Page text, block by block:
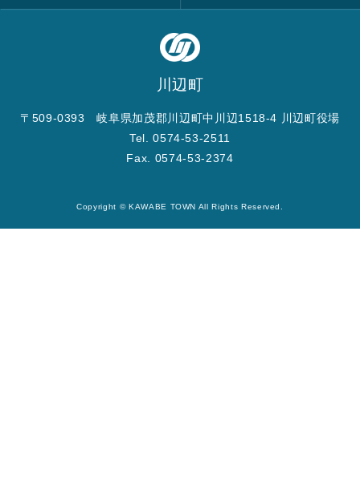
川辺町
〒509-0393 岐阜県加茂郡川辺町中川辺1518-4 川辺町役場
Tel. 0574-53-2511
Fax. 0574-53-2374
Copyright © KAWABE TOWN All Rights Reserved.